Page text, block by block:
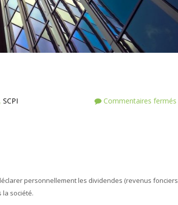
, SCPI Commentaires fermés
personnellement les dividendes (revenus fonciers
la société.